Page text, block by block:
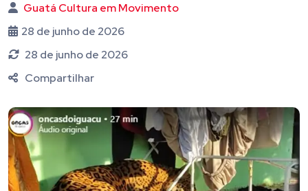
Guatá Cultura em Movimento
28 de junho de 2026
28 de junho de 2026
Compartilhar